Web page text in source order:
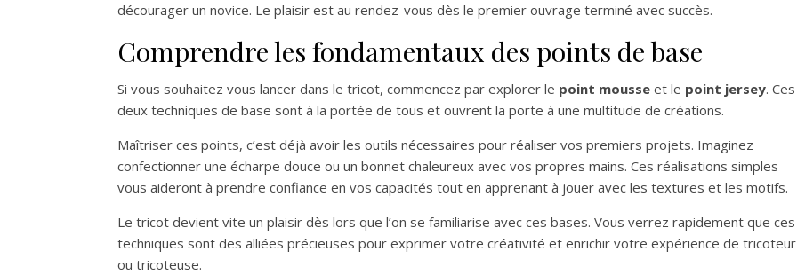
décourager un novice. Le plaisir est au rendez-vous dès le premier ouvrage terminé avec succès.
Comprendre les fondamentaux des points de base
Si vous souhaitez vous lancer dans le tricot, commencez par explorer le point mousse et le point jersey. Ces
deux techniques de base sont à la portée de tous et ouvrent la porte à une multitude de créations.
Maîtriser ces points, c’est déjà avoir les outils nécessaires pour réaliser vos premiers projets. Imaginez
confectionner une écharpe douce ou un bonnet chaleureux avec vos propres mains. Ces réalisations simples
vous aideront à prendre confiance en vos capacités tout en apprenant à jouer avec les textures et les motifs.
Le tricot devient vite un plaisir dès lors que l’on se familiarise avec ces bases. Vous verrez rapidement que ces
techniques sont des alliées précieuses pour exprimer votre créativité et enrichir votre expérience de tricoteur
ou tricoteuse.